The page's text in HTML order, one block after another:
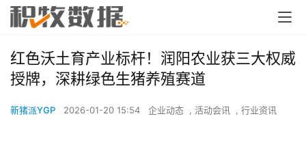
红色沃土育产业标杆！润阳农业获三大权威
授牌，深耕绿色生猪养殖赛道
新猪派YGP 2026-01-20 15:54 企业动态 , 活动会讯 , 行业资讯